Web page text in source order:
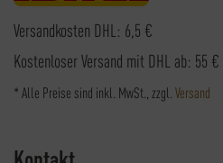
Versandkosten DHL: 6,5 €
Kostenloser Versand mit DHL ab: 55 €
* Alle Preise sind inkl. MwSt., zzgl.Versand